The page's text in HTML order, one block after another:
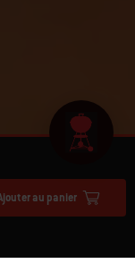
au panier
de